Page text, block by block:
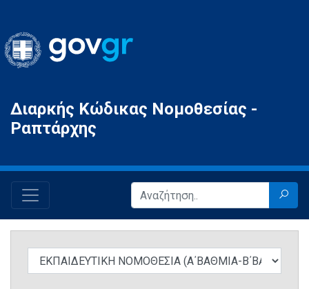
Gov.gr
Διαρκής Κώδικας Νομοθεσίας -
Ραπτάρχης